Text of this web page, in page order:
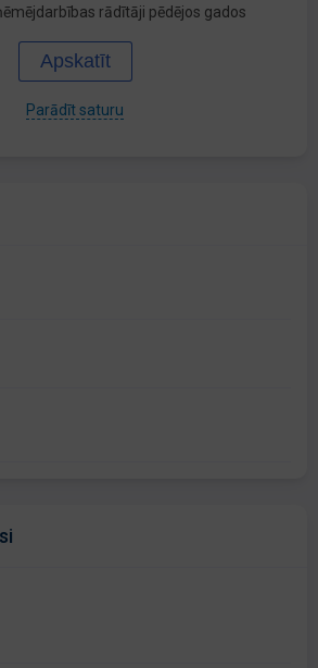
rādītāji pēdējos gados
Apskatīt
Parādīt saturu